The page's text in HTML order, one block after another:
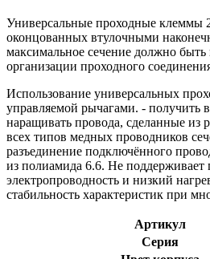
Универсальные проходные клеммы
оконцованных втулочными
максимальное сечение должно
организации проходного
Использование универсальных
управляемой рычагами. - получить
наращивать провода, сделанные из
всех типов медных проводников
разъединение подключённого
из полиамида 6.6. Не поддерживает
электропроводность и низкий
стабильность характеристик при
Артикул
Серия